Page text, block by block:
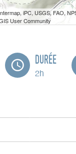
iPC, USGS, FAO,
User Community
Durée
2h